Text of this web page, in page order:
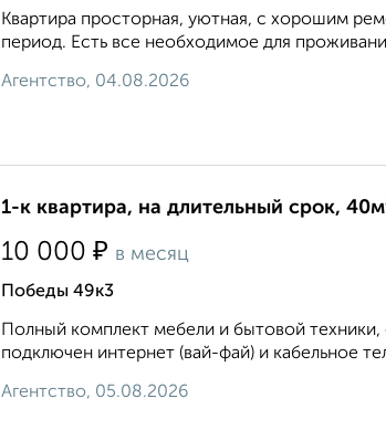
Квартира просторная, уютная, с хорошим
период. Есть все необходимое для
Агентство, 04.08.2026
1-к квартира, на длительный срок,
10 000 ₽ в месяц
Победы 49к3
Полный комплект мебели и бытовой
подключен интернет (вай-фай) и кабельное
Агентство, 05.08.2026